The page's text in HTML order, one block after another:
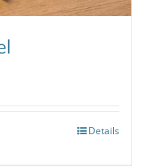
Details